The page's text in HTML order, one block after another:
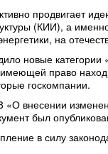
продвигает
(КИИ), а
на
новые
право
госкомпании.
внесении
был
в силу